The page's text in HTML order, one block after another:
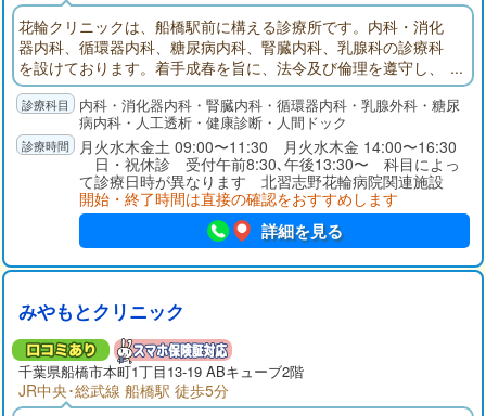
花輪クリニックは、船橋駅前に構える診療所です。内科・消化
器内科、循環器内科、糖尿病内科、腎臓内科、乳腺科の診療科
を設けております。着手成春を旨に、法令及び倫理を遵守し、
相協力して安全で安心な医療に取り組みます。
内科・消化器内科・腎臓内科・循環器内科・乳腺外科・糖尿
病内科・人工透析・健康診断・人間ドック
月火水木金土 09:00〜11:30 月火水木金 14:00〜16:30
日・祝休診 受付午前8:30､午後13:30〜 科目によっ
て診療日時が異なります 北習志野花輪病院関連施設
開始・終了時間は直接の確認をおすすめします
詳細を見る
みやもとクリニック
千葉県船橋市本町1丁目13-19 ABキューブ2階
JR中央･総武線 船橋駅 徒歩5分